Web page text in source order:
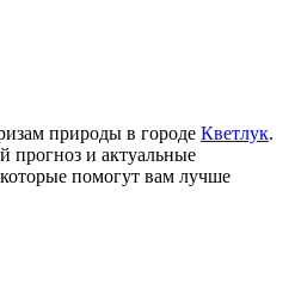
природы в городе Кветлук.
и актуальные
помогут вам лучше